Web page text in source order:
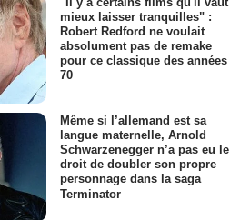
mieux laisser tranquilles" :
Robert Redford ne voulait
absolument pas de remake
pour ce classique des années
70
Même si l’allemand est sa
langue maternelle, Arnold
Schwarzenegger n’a pas eu le
droit de doubler son propre
personnage dans la saga
Terminator